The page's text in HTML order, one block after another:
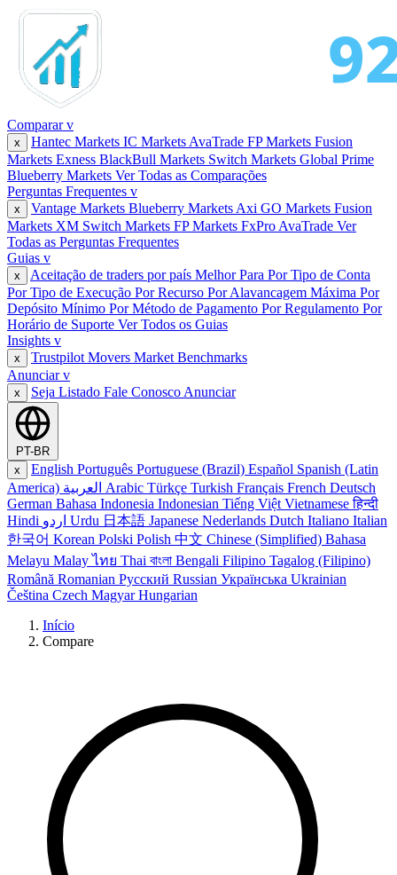
Compararv
x Hantec Markets IC Markets AvaTrade FP Markets Fusion
Markets Exness BlackBull Markets Switch Markets Global Prime
Blueberry Markets Ver Todas as Comparações
Perguntas Frequentes v
x Vantage Markets Blueberry Markets Axi GO Markets Fusion
Markets XM Switch Markets FP Markets FxPro AvaTrade Ver
Todas as Perguntas Frequentes
Guias v
x Aceitação de traders por país Melhor Para Por Tipo de Conta
Por Tipo de Execução Por Recurso Por Alavancagem Máxima Por
Depósito Mínimo Por Método de Pagamento Por Regulamento Por
Horário de Suporte Ver Todos os Guias
Insights v
x Trustpilot Movers Market Benchmarks
Anunciarv
x Seja Listado Fale Conosco Anunciar
PT-BR
x
English Português Portuguese (Brazil) Español Spanish (Latin
America) العربية Arabic Türkçe Turkish Français French Deutsch
German Bahasa Indonesia Indonesian Tiếng Việt Vietnamese हिन्दी
Hindi اردو Urdu 日本語 Japanese Nederlands Dutch Italiano Italian
한국어 Korean Polski Polish 中文 Chinese (Simplified) Bahasa
Melayu Malay ไทย Thai বাংলা Bengali Filipino Tagalog (Filipino)
Română Romanian Русский Russian Українська Ukrainian
Čeština Czech Magyar Hungarian
Início
Compare